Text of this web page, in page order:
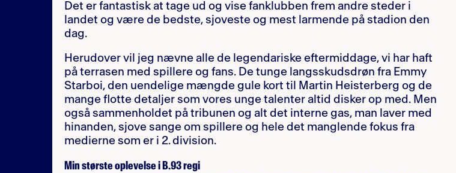
Det er fantastisk at tage ud og vise fanklubben frem andre steder i
landet og være de bedste, sjoveste og mest larmende på stadion den
dag.
Herudover vil jeg nævne alle de legendariske eftermiddage, vi har haft
på terrasen med spillere og fans. De tunge langsskudsdrøn fra Emmy
Starboi, den uendelige mængde gule kort til Martin Heisterberg og de
mange flotte detaljer som vores unge talenter altid disker op med. Men
også sammenholdet på tribunen og alt det interne gas, man laver med
hinanden, sjove sange om spillere og hele det manglende fokus fra
medierne som er i 2. division.
Min største oplevelse i B.93 regi